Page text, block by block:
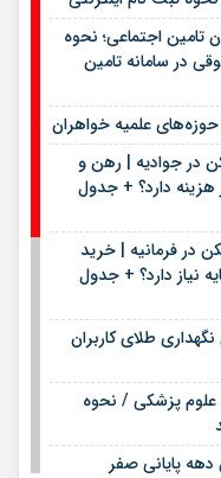
اجتماعی؛ نحوه
در سامانه تامین
علمیه خواهران
در جوادیه | رهن و
چقدر هزینه دارد؟ + جدول
فرمانیه | خرید
نیاز دارد؟ + جدول
طلای کاربران
علوم پزشکی / نحوه
پایانی صفر